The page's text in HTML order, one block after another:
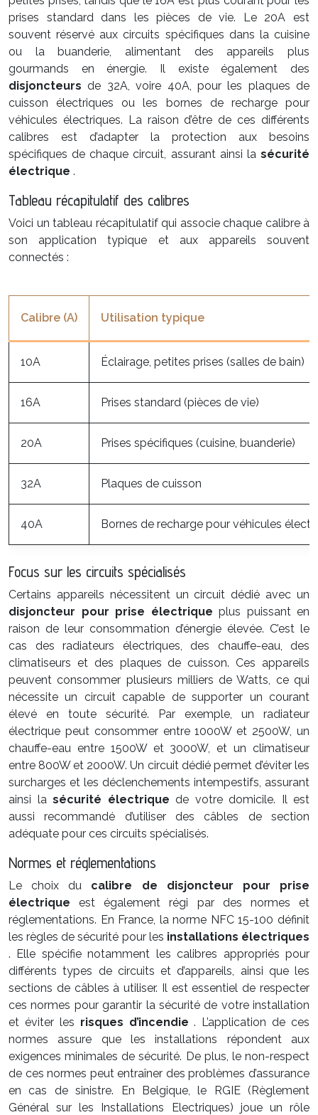
prises standard dans les pièces de vie. Le 20A est
souvent réservé aux circuits spécifiques dans la cuisine
ou la buanderie, alimentant des appareils plus
gourmands en énergie. Il existe également des
disjoncteursde 32A, voire 40A, pour les plaques de
cuisson électriques ou les bornes de recharge pour
véhicules électriques. La raison d’être de ces différents
calibres est d’adapter la protection aux besoins
spécifiques de chaque circuit, assurant ainsi la sécurité
électrique .
Tableau récapitulatif des calibres
Voici un tableau récapitulatif qui associe chaque calibre à
son application typique et aux appareils souvent
connectés :
Calibre (A) Utilisation typique
10A Éclairage, petites prises (salles de bain)
16A Prises standard (pièces de vie)
20A Prises spécifiques (cuisine, buanderie)
32A Plaques de cuisson
40A Bornes de recharge pour véhicules
Focus sur les circuits spécialisés
Certains appareils nécessitent un circuit dédié avec un
disjoncteur pour prise électrique plus puissant en
raison de leur consommation d’énergie élevée. C’est le
cas des radiateurs électriques, des chauffe-eau, des
climatiseurs et des plaques de cuisson. Ces appareils
peuvent consommer plusieurs milliers de Watts, ce qui
nécessite un circuit capable de supporter un courant
élevé en toute sécurité. Par exemple, un radiateur
électrique peut consommer entre 1000W et 2500W, un
chauffe-eau entre 1500W et 3000W, et un climatiseur
entre 800W et 2000W. Un circuit dédié permet d’éviter les
surcharges et les déclenchements intempestifs, assurant
ainsi la sécurité électrique de votre domicile. Il est
aussi recommandé d’utiliser des câbles de section
adéquate pour ces circuits spécialisés.
Normes et réglementations
Le choix du calibre de disjoncteur pour prise
électriqueest également régi par des normes et
réglementations. En France, la norme NFC 15-100 définit
les règles de sécurité pour les installations électriques
. Elle spécifie notamment les calibres appropriés pour
différents types de circuits et d’appareils, ainsi que les
sections de câbles à utiliser. Il est essentiel de respecter
ces normes pour garantir la sécurité de votre installation
et éviter les risques d’incendie. L’application de ces
normes assure que les installations répondent aux
exigences minimales de sécurité. De plus, le non-respect
de ces normes peut entraîner des problèmes d’assurance
en cas de sinistre. En Belgique, le RGIE (Règlement
Général sur les Installations Electriques) joue un rôle